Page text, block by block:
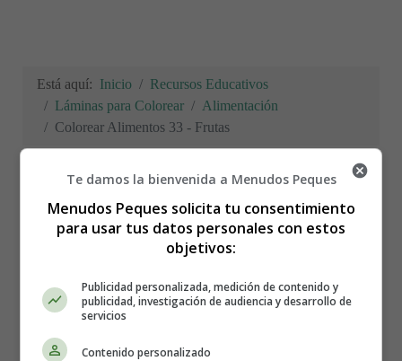
Está aquí: Inicio
Recursos Educativos
Láminas para Colorear
Alimentación
Colorear Alimentos 33 - Frutas
Colorear Alimentos 33 -
Frutas
Lámina para imprimir y
Te damos la bienvenida a Menudos Peques
Menudos Peques solicita tu consentimiento
para usar tus datos personales con estos
objetivos:
Publicidad personalizada, medición de contenido y
publicidad, investigación de audiencia y desarrollo de
servicios
Contenido personalizado